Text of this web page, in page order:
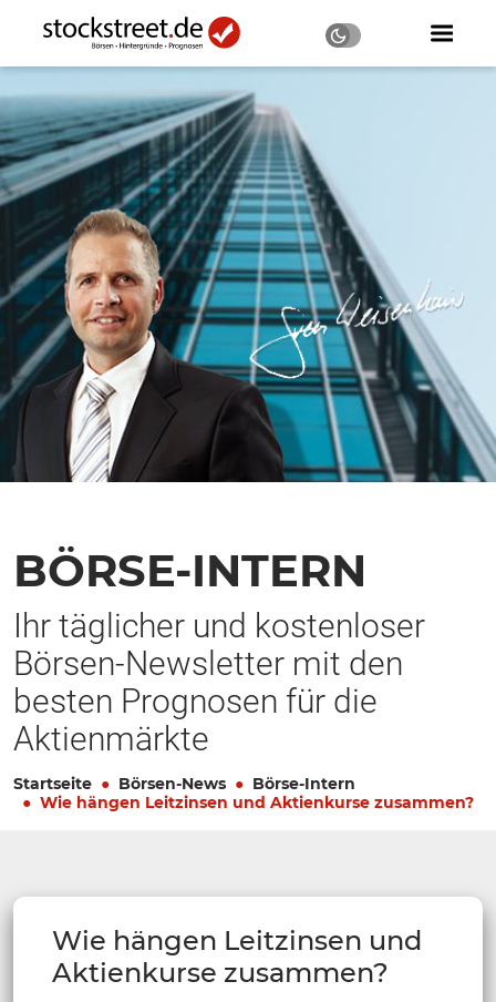
BÖRSE-INTERN
Ihr täglicher und kostenloser
Börsen-Newsletter mit den
besten Prognosen für die
Aktienmärkte
Startseite Börsen-News
Börse-Intern
Wie hängen Leitzinsen und Aktienkurse zusammen?
Wie hängen Leitzinsen und
Aktienkurse zusammen?